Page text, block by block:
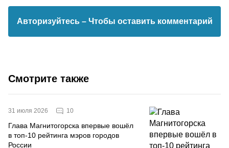
Авторизуйтесь – Чтобы оставить комментарий
Смотрите также
31 июля 2026 10
Глава Магнитогорска впервые вошёл
в топ-10 рейтинга мэров городов
России